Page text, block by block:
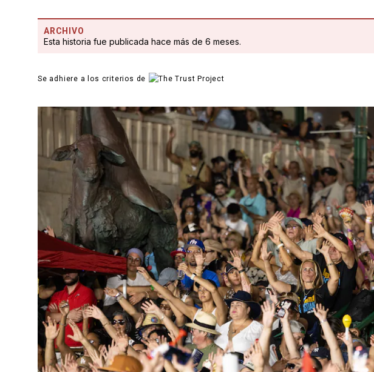
ARCHIVO
Esta historia fue publicada hace más de 6 meses.
Se adhiere a los criterios de